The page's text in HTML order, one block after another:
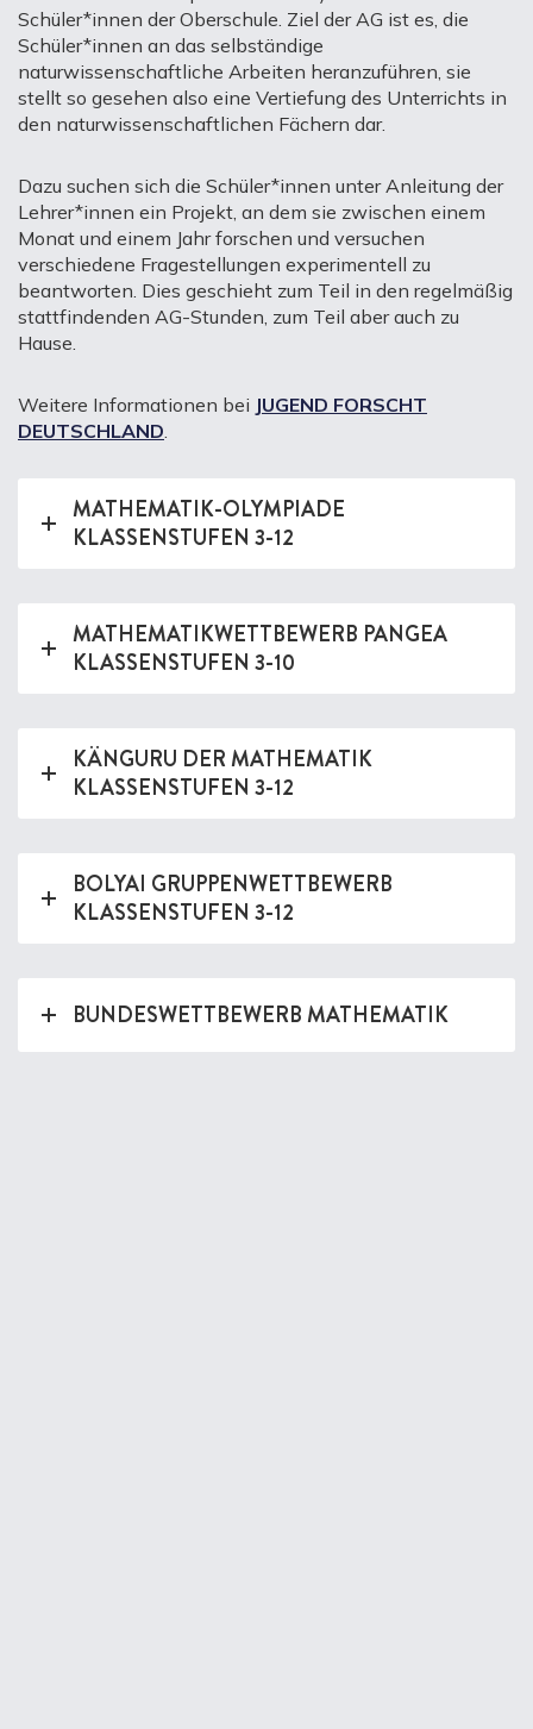
Schüler*innen der Oberschule. Ziel der AG ist es, die
Schüler*innen an das selbständige
naturwissenschaftliche Arbeiten heranzuführen, sie
stellt so gesehen also eine Vertiefung des Unterrichts in
den naturwissenschaftlichen Fächern dar.
Dazu suchen sich die Schüler*innen unter Anleitung der
Lehrer*innen ein Projekt, an dem sie zwischen einem
Monat und einem Jahr forschen und versuchen
verschiedene Fragestellungen experimentell zu
beantworten. Dies geschieht zum Teil in den regelmäßig
stattfindenden AG-Stunden, zum Teil aber auch zu
Hause.
Weitere Informationen bei JUGEND FORSCHT
DEUTSCHLAND
MATHEMATIK-OLYMPIADE
KLASSENSTUFEN 3-12
MATHEMATIKWETTBEWERB PANGEA
KLASSENSTUFEN 3-10
KÄNGURU DER MATHEMATIK
KLASSENSTUFEN 3-12
BOLYAI GRUPPENWETTBEWERB
KLASSENSTUFEN 3-12
BUNDESWETTBEWERB MATHEMATIK